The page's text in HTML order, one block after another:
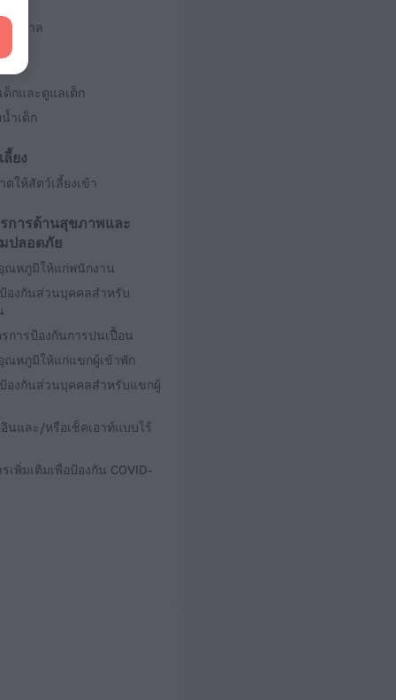
ยาบาล
ด็กและดูแลเด็ก
ำเด็ก
ลี้ยง
ให้สัตว์เลี้ยงเข้า
การด้านสุขภาพและ
ปลอดภัย
ณหภูมิให้แก่พนักงาน
องกันส่วนบุคคลสำหรับ
การป้องกันการปนเปื้อน
ณหภูมิให้แก่แขกผู้เข้าพัก
องกันส่วนบุคคลสำหรับแขกผู้
นและ/หรือเช็คเอาท์แบบไร้
เพิ่มเติมเพื่อป้องกัน COVID-